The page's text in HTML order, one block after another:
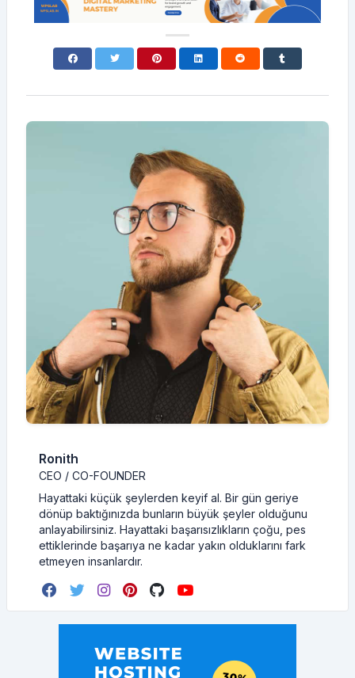
Ronith
CEO / CO-FOUNDER
Hayattaki küçük şeylerden keyif al. Bir gün geriye
dönüp baktığınızda bunların büyük şeyler olduğunu
anlayabilirsiniz. Hayattaki başarısızlıkların çoğu, pes
ettiklerinde başarıya ne kadar yakın olduklarını fark
etmeyen insanlardır.